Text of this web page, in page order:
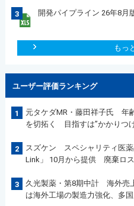
3 開発パイプライン 26年8月
もっ
ユーザー評価ランキング
1
元タケダMR・藤田祥子氏 年
を切拓く 目指すは”かかりつ
2
スズケン スペシャリティ医
Link」 10月から提供 廃棄ロ
3
久光製薬・第8期中計 海外売
は海外工場の製造力強化、多